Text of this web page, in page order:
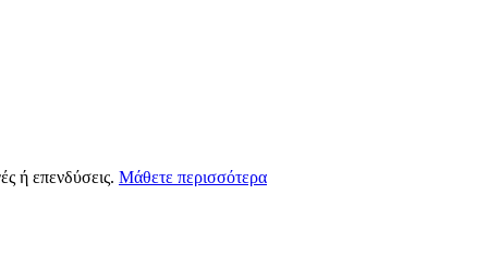
ή επενδύσεις. Μάθετε περισσότερα